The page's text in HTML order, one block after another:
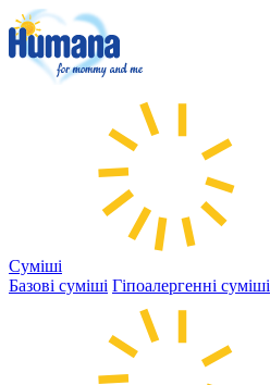
Суміші
Базові суміші Гіпоалергенні суміші